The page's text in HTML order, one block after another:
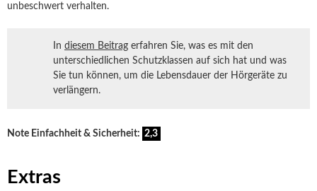
unbeschwert verhalten.
In diesem Beitrag erfahren Sie, was es mit den
unterschiedlichen Schutzklassen auf sich hat und was
Sie tun können, um die Lebensdauer der Hörgeräte zu
verlängern.
Note Einfachheit & Sicherheit: 2,3
Extras